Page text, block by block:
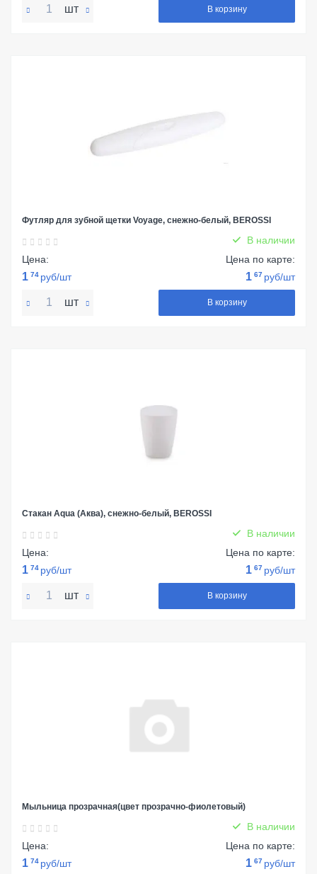
шт В корзину
Футляр для зубной щетки Voyage, снежно-белый, BEROSSI
В наличии
Цена:
1 74 руб/шт
Цена по карте:
1 67 руб/шт
шт В корзину
Стакан Aqua (Аква), снежно-белый, BEROSSI
В наличии
Цена:
1 74 руб/шт
Цена по карте:
1 67 руб/шт
шт В корзину
Мыльница прозрачная(цвет прозрачно-фиолетовый)
В наличии
Цена:
1 74 руб/шт
Цена по карте:
1 67 руб/шт